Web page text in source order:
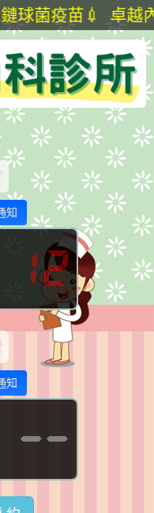
苗💉 卓越內
知
12
知
--